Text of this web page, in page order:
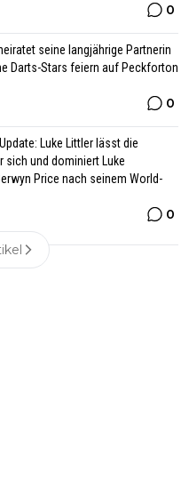
0
seine langjährige Partnerin
Darts-Stars feiern auf Peckforton
0
Luke Littler lässt die
sich und dominiert Luke
Price nach seinem World-
0